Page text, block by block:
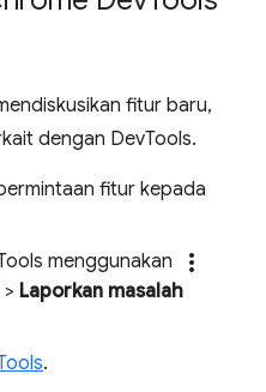
fitur baru,
dengan DevTools.
fitur kepada
menggunakan
more_vert
> Laporkan masalah
.